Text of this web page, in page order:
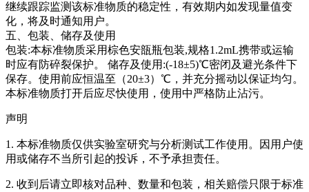
继续跟踪监测该标准物质的稳定性，有效期内如发现量值变
化，将及时通知用户。
五、包装、储存及使用
包装:本标准物质采用棕色安瓿瓶包装,规格1.2mL携带或运输
时应有防碎裂保护。 储存及使用:(-18±5)℃密闭及避光条件下
保存。使用前应恒温至（20±3）℃，并充分摇动以保证均匀。
本标准物质打开后应尽快使用，使用中严格防止沾污。
声明
1. 本标准物质仅供实验室研究与分析测试工作使用。因用户使
用或储存不当所引起的投诉，不予承担责任。
2. 收到后请立即核对品种、数量和包装，相关赔偿只限于标准